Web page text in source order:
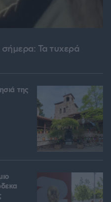
Τα τυχερά
της